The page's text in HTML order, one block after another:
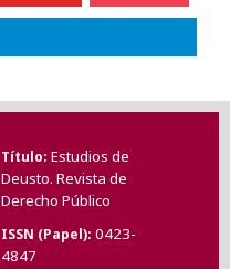
Título Estudios de
Deusto. Revista de
Derecho Público
ISSN (Papel) 0423-
4847